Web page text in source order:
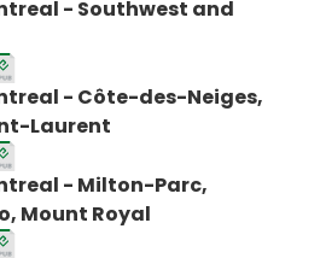
- Southwest and
- Côte-des-Neiges,
Laurent
- Milton-Parc,
Mount Royal